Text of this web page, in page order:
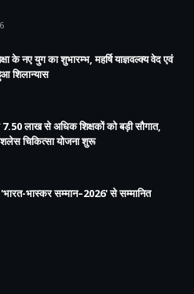
के नए युग का शुभारम्भ, महर्षि याज्ञवल्क्य वेद एवं
शिलान्यास
7.50 लाख से अधिक शिक्षकों को बड़ी सौगात,
चिकित्सा योजना शुरू
'भारत-भास्कर सम्मान–2026' से सम्मानित